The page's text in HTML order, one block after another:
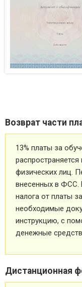
Возврат части
13% платы за
физических лиц.
внесенных в ФСС.
налога от платы
необходимые
инструкцию, с
денежные
Дистанционная